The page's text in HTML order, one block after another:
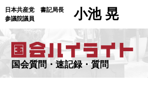
日本共産党 書記局長
参議院議員
小池 晃
国会質問・速記録・質問